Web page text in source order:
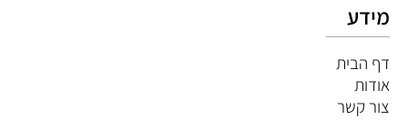
מידע
דף הבית
אודות
צור קשר